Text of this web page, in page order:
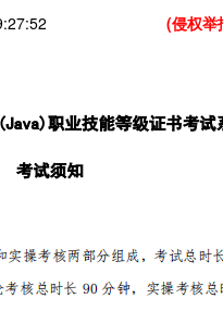
(侵权举